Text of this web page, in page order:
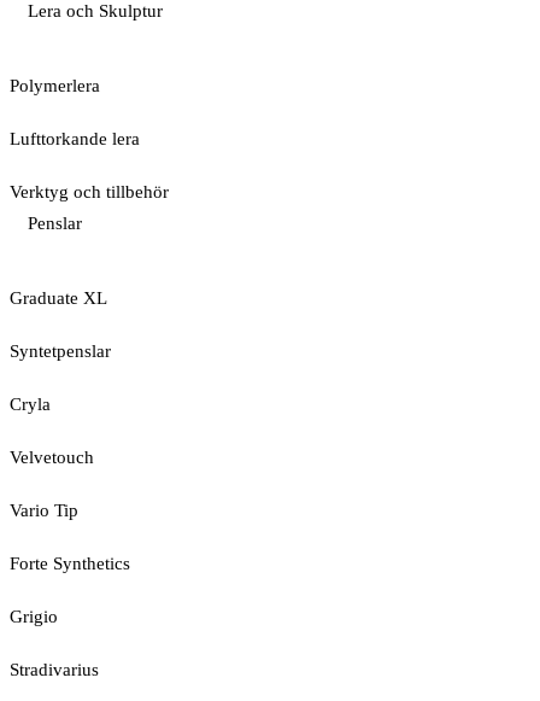
Lera och Skulptur
Polymerlera
Lufttorkande lera
Verktyg och tillbehör
Penslar
Graduate XL
Syntetpenslar
Cryla
Velvetouch
Vario Tip
Forte Synthetics
Grigio
Stradivarius